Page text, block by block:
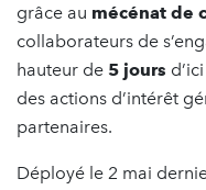
grâce au mécénat de
collaborateurs de
hauteur de 5 jours
des actions d’intérêt
partenaires.
Déployé le 2 mai